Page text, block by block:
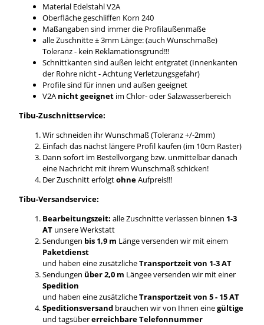
Material Edelstahl V2A
Oberfläche geschliffen Korn 240
Maßangaben sind immer die Profilaußenmaße
alle Zuschnitte ± 3mm Länge: (auch Wunschmaße)
Toleranz - kein Reklamationsgrund!!!
Schnittkanten sind außen leicht entgratet (Innenkanten
der Rohre nicht - Achtung Verletzungsgefahr)
Profile sind für innen und außen geeignet
V2A nicht geeignet im Chlor- oder Salzwasserbereich
Tibu-Zuschnittservice:
Wir schneiden ihr Wunschmaß (Toleranz +/-2mm)
Einfach das nächst längere Profil kaufen (im 10cm Raster)
Dann sofort im Bestellvorgang bzw. unmittelbar danach
eine Nachricht mit ihrem Wunschmaß schicken!
Der Zuschnitt erfolgtohneAufpreis!!!
Tibu-Versandservice:
Bearbeitungszeit: alle Zuschnitte verlassen binnen 1-3
AT unsere Werkstatt
Sendungen bis 1,9 m Länge versenden wir mit einem
Paketdienst
und haben eine zusätzlicheTransportzeit von 1-3 AT
Sendungen über 2,0 m Längee versenden wir mit einer
Spedition
und haben eine zusätzlicheTransportzeit von 5 - 15 AT
Speditionsversandbrauchen wir von Ihnen einegültige
und tagsübererreichbare Telefonnummer